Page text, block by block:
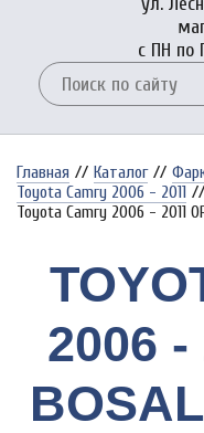
с ПН по
Главная // Каталог //
Toyota Camry 2006 - 2011 //
Toyota Camry 2006 - 2011
2006 -